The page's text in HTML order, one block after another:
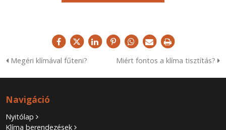
Megéri klímával fűteni? Miért fontos a klíma tisztítás?
Navigáció
Nyitólap
Klíma berendezések